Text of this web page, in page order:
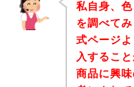
私自身、
を調べて
式ページ
入するこ
商品に興